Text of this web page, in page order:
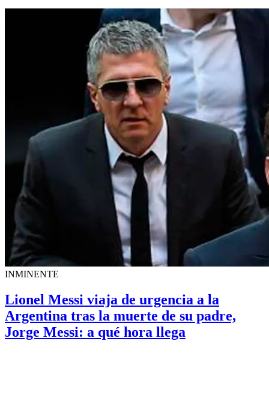
INMINENTE
Lionel Messi viaja de urgencia a la
Argentina tras la muerte de su padre,
Jorge Messi: a qué hora llega